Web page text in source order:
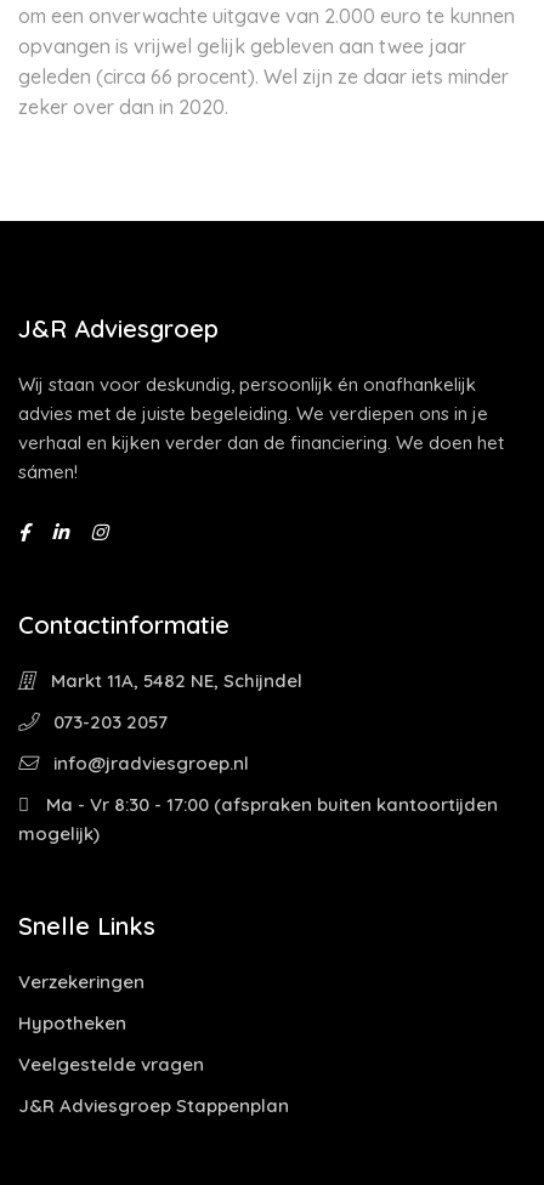
om een onverwachte uitgave van 2.000 euro te kunnen
opvangen is vrijwel gelijk gebleven aan twee jaar
geleden (circa 66 procent). Wel zijn ze daar iets minder
zeker over dan in 2020.
J&R Adviesgroep
Wij staan voor deskundig, persoonlijk én onafhankelijk
advies met de juiste begeleiding. We verdiepen ons in je
verhaal en kijken verder dan de financiering. We doen het
sámen!
Contactinformatie
Markt 11A, 5482 NE, Schijndel
073-203 2057
info@jradviesgroep.nl
Ma - Vr 8:30 - 17:00 (afspraken buiten kantoortijden
mogelijk)
Snelle Links
Verzekeringen
Hypotheken
Veelgestelde vragen
J&R Adviesgroep Stappenplan